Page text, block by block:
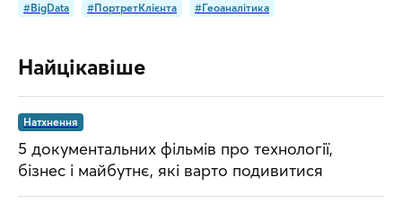
#BigData #ПортретКлієнта #Геоаналітика
Найцікавіше
Натхнення
5 документальних фільмів про технології,
бізнес і майбутнє, які варто подивитися